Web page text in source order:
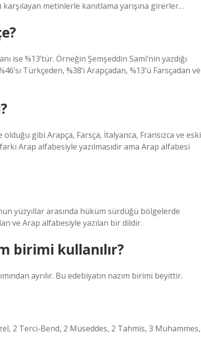
karşılayan metinlerle kanıtlama yarışına girerler…
ise %13’tür. Örneğin Şemşeddin Sami’nin yazdığı
Türkçeden, %38’i Arapçadan, %13’ü Farsçadan ve
gibi Arapça, Farsça, İtalyanca, Fransızca ve eski
Arap alfabesiyle yazılmasıdır ama Arap alfabesi
yüzyıllar arasında hüküm sürdüğü bölgelerde
ve Arap alfabesiyle yazılan bir dildir.
birimi kullanılır?
ayrılır. Bu edebiyatın nazım birimi beyittir.
2 Terci-Bend, 2 Müseddes, 2 Tahmis, 3 Muhammes,